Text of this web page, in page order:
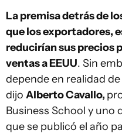
La premisa detrás de
que los exportadores,
reducirían sus precios
ventas a EEUU. Sin
depende en realidad
dijo Alberto Cavallo,
Business School y uno
que se publicó el año